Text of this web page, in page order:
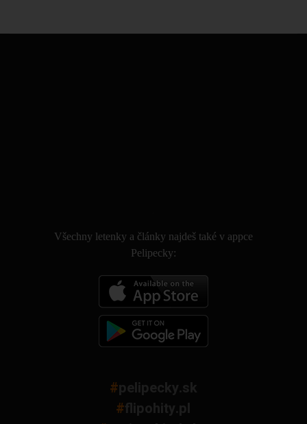
Všechny letenky a články najdeš také v appce
Pelipecky:
#pelipecky.sk
#flipohity.pl